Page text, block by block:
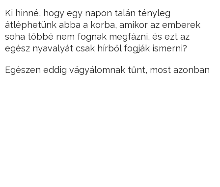
Ki hinné, hogy egy napon talán tényleg
átléphetünk abba a korba, amikor az emberek
soha többé nem fognak megfázni, és ezt az
egész nyavalyát csak hírből fogják ismerni?
Egészen eddig vágyálomnak tűnt, most azonban